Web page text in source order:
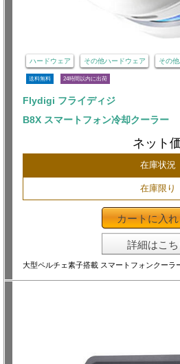
ハードウェア その他ハードウェア その
送料無料 24時間以内に出荷
Flydigi フライディジ
B8X スマートフォン冷却クーラー
ネット
在庫状況
在庫限り
カートに入
詳細はこち
大型ペルチェ素子搭載 スマートフォンクーラ